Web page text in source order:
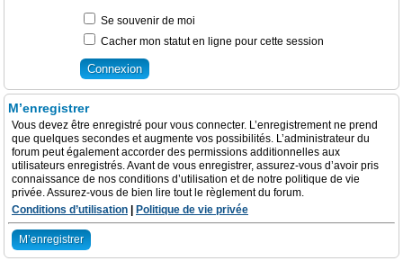
Se souvenir de moi
Cacher mon statut en ligne pour cette session
M’enregistrer
Vous devez être enregistré pour vous connecter. L’enregistrement ne prend
que quelques secondes et augmente vos possibilités. L’administrateur du
forum peut également accorder des permissions additionnelles aux
utilisateurs enregistrés. Avant de vous enregistrer, assurez-vous d’avoir pris
connaissance de nos conditions d’utilisation et de notre politique de vie
privée. Assurez-vous de bien lire tout le règlement du forum.
Conditions d’utilisation
Politique de vie privée
M’enregistrer